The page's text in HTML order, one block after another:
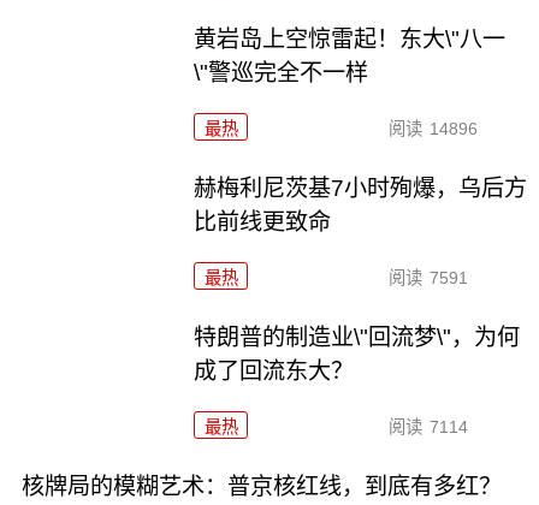
黄岩岛上空惊雷起！东大\"八一
\"警巡完全不一样
最热 阅读 14896
赫梅利尼茨基7小时殉爆，乌后方
比前线更致命
最热 阅读 7591
特朗普的制造业\"回流梦\"，为何
成了回流东大？
最热 阅读 7114
核牌局的模糊艺术：普京核红线，到底有多红？